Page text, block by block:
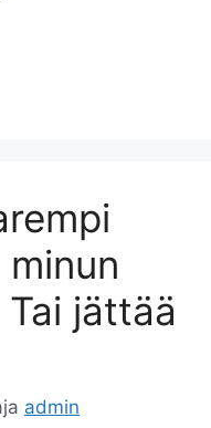
jättää
admin